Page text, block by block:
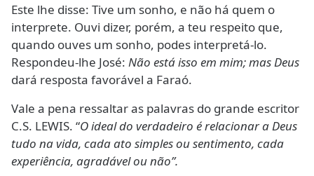
Este lhe disse: Tive um sonho, e não há quem o
interprete. Ouvi dizer, porém, a teu respeito que,
quando ouves um sonho, podes interpretá-lo.
Respondeu-lhe José: Não está isso em mim; mas Deus
dará resposta favorável a Faraó.
Vale a pena ressaltar as palavras do grande escritor
C.S. LEWIS. “O ideal do verdadeiro é relacionar a Deus
tudo na vida, cada ato simples ou sentimento, cada
experiência, agradável ou não”.